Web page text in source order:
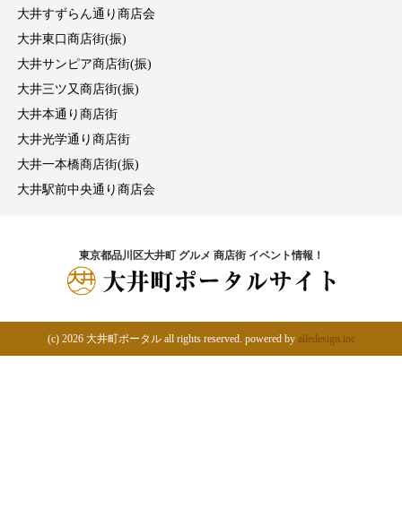
大井すずらん通り商店会
大井東口商店街(振)
大井サンピア商店街(振)
大井三ツ又商店街(振)
大井本通り商店街
大井光学通り商店街
大井一本橋商店街(振)
大井駅前中央通り商店会
東京都品川区大井町 グルメ 商店街 イベント情報！
(c) 2026 大井町ポータル all rights reserved. powered by ailedesign.inc